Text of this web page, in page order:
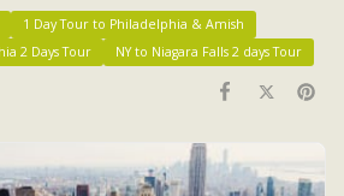
1 Day Tour to Philadelphia & Amish
2 Days Tour
NY to Niagara Falls 2 days Tour